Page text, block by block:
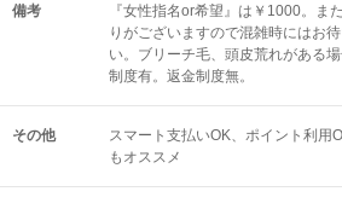
備考
『女性指名or希望』は￥1000。ま
りがございますので混雑時にはお
い。ブリーチ毛、頭皮荒れがある
制度有。返金制度無。
その他 スマート支払いOK ポイント利用
もオススメ